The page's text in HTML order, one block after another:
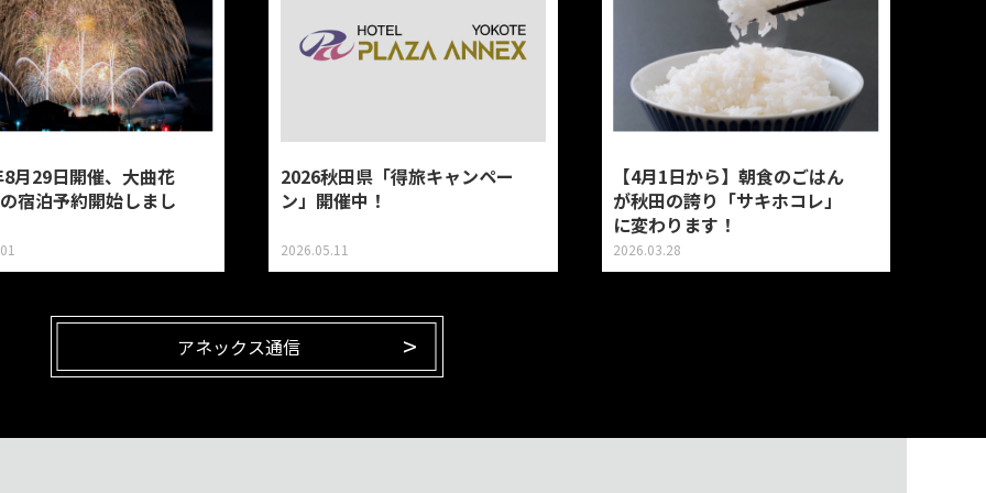
月29日開催、大曲花
宿泊予約開始しまし
2026秋田県「得旅キャンペー
ン」開催中！
2026.05.11
【4月1日から】朝食のごはん
が秋田の誇り「サキホコレ」
に変わります！
2026.03.28
アネックス通信